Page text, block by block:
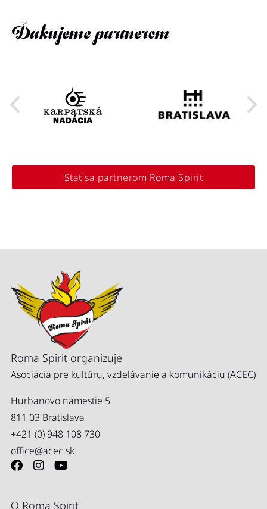
Ďakujeme partnerom
Stať sa partnerom Roma Spirit
Roma Spirit organizuje
Asociácia pre kultúru, vzdelávanie a komunikáciu (ACEC)
Hurbanovo námestie 5
811 03 Bratislava
+421 (0) 948 108 730
office@acec.sk
O Roma Spirit